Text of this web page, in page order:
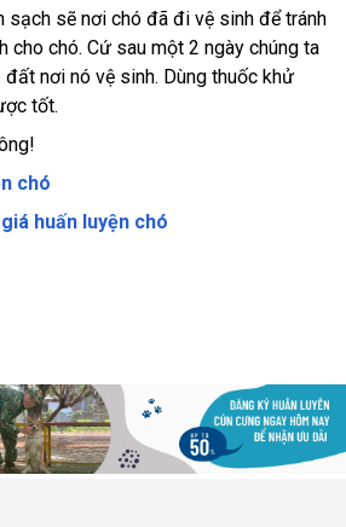
sạch sẽ nơi chó đã đi vệ sinh để tránh
cho chó. Cứ sau một 2 ngày chúng ta
nơi nó vệ sinh. Dùng thuốc khử
tốt.
chó
giá huấn luyện chó